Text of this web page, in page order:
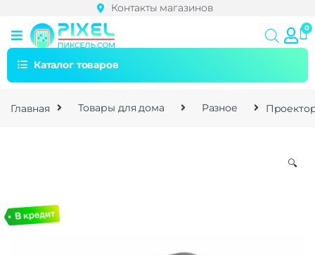
Контакты магазинов
Каталог товаров
Главная Товары для дома Разное
🔍